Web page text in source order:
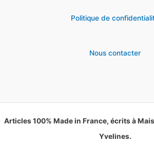
Politique de
Nous contacter
Articles 100% Made in France, écrits à
Yvelines.